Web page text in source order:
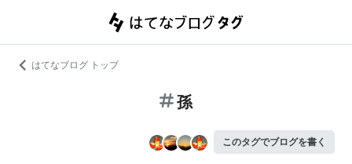
はてなブログ トップ
孫
このタグでブログを書く